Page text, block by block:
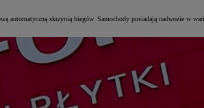
skrzynią biegów. Samochody posiadają nadwozie w